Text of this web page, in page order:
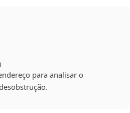
para analisar o